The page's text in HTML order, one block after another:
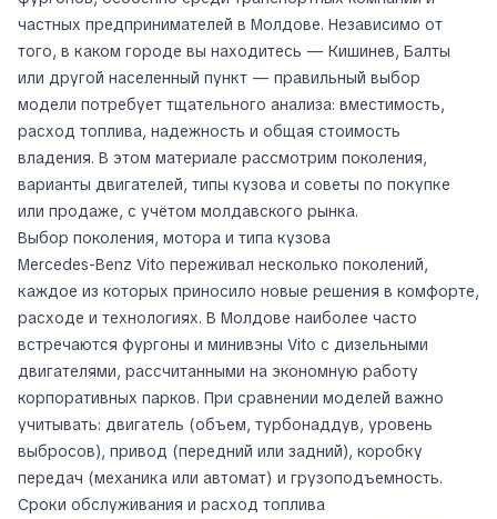
частных предпринимателей в Молдове. Независимо от
того, в каком городе вы находитесь — Кишинев, Балты
или другой населенный пункт — правильный выбор
модели потребует тщательного анализа: вместимость,
расход топлива, надежность и общая стоимость
владения. В этом материале рассмотрим поколения,
варианты двигателей, типы кузова и советы по покупке
или продаже, с учётом молдавского рынка.
Выбор поколения, мотора и типа кузова
Mercedes-Benz Vito переживал несколько поколений,
каждое из которых приносило новые решения в комфорте,
расходе и технологиях. В Молдове наиболее часто
встречаются фургоны и минивэны Vito с дизельными
двигателями, рассчитанными на экономную работу
корпоративных парков. При сравнении моделей важно
учитывать: двигатель (объем, турбонаддув, уровень
выбросов), привод (передний или задний), коробку
передач (механика или автомат) и грузоподъемность.
Сроки обслуживания и расход топлива